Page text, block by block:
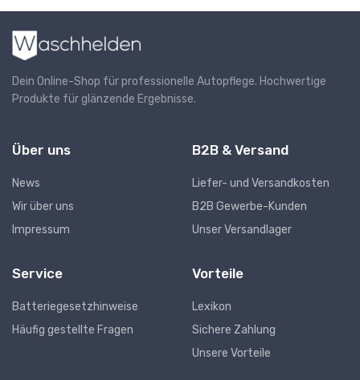
Dein Online-Shop für professionelle Autopflege. Hochwertige
Produkte für glänzende Ergebnisse.
Über uns
News
Wir über uns
Impressum
B2B & Versand
Liefer- und Versandkosten
B2B Gewerbe-Kunden
Unser Versandlager
Service
Batteriegesetzhinweise
Häufig gestellte Fragen
Vorteile
Lexikon
Sichere Zahlung
Unsere Vorteile